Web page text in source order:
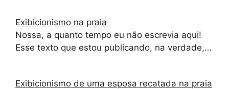
Exibicionismo na praia
Nossa, a quanto tempo eu não escrevia aqui!
Esse texto que estou publicando, na verdade,…
Exibicionismo de uma esposa recatada na praia